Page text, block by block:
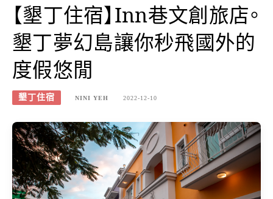
【墾丁住宿】Inn巷文創旅店。
墾丁夢幻島讓你秒飛國外的
度假悠閒
墾丁住宿 NINI YEH 2022-12-10